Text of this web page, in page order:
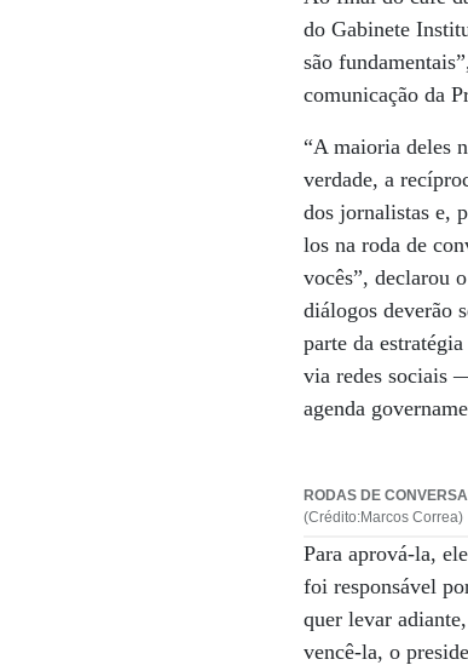
do Gabinete
são
comunicação da
“A maioria deles
verdade, a
dos jornalistas e,
los na roda de
vocês”, declarou
diálogos deverão
parte da
via redes sociais
agenda
RODAS DE
(Crédito:Marcos Correa)
Para aprová-la,
foi responsável
quer levar
vencê-la, o